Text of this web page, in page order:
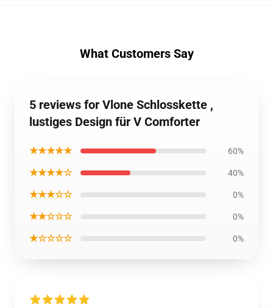
What Customers Say
5 reviews for Vlone Schlosskette ,
lustiges Design für V Comforter
★★★★★ 60%
★★★★☆ 40%
★★★☆☆ 0%
★★☆☆☆ 0%
★☆☆☆☆ 0%